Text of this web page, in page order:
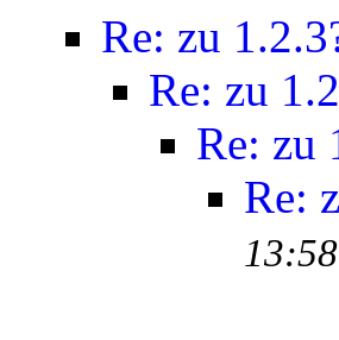
Re: zu
Re: zu
Re: zu
Re:
13:58